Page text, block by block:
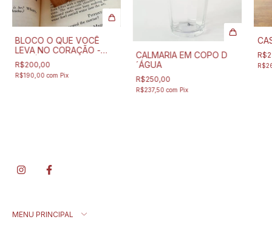
BLOCO O QUE VOCÊ
LEVA NO CORAÇÃO -
VOCÊ
R$200,00
R$190,00com Pix
CALMARIA EM COPO D
´ÁGUA
R$250,00
R$237,50com Pix
MENU PRINCIPAL